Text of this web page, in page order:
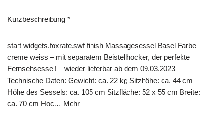
Kurzbeschreibung *
start widgets.foxrate.swf finish Massagesessel Basel Farbe
creme weiss – mit separatem Beistellhocker, der perfekte
Fernsehsessel! – wieder lieferbar ab dem 09.03.2023 –
Technische Daten: Gewicht: ca. 22 kg Sitzhöhe: ca. 44 cm
Höhe des Sessels: ca. 105 cm Sitzfläche: 52 x 55 cm Breite:
ca. 70 cm Hoc… Mehr